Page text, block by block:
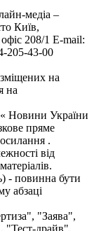
медіа –
Київ,
208/1 E-mail:
205-43-00
на
на
« Новини України
пряме
.
від
- повинна бути
абзаці
"Заява",
"Тест-драйв",